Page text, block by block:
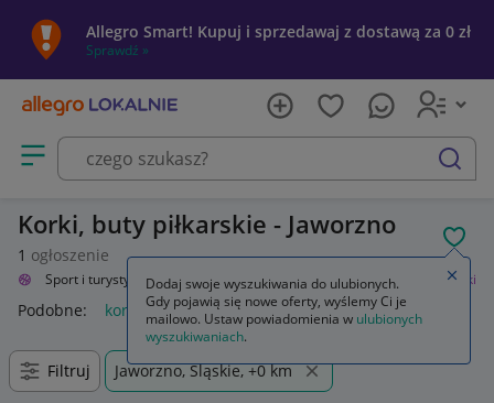
Allegro Smart! Kupuj i sprzedawaj z dostawą za 0 zł
Sprawdź »
Otwórz menu z kategoriami
szukaj
Korki, buty piłkarskie - Jaworzno
1 ogłoszenie
Sport i turystyka Sporty drużynowe Piłka nożna Obuwie Korki
Podobne: korki korki piłkarskie korki nike korki adidas
Filtruj Jaworzno, Śląskie, +0 km
Dodaj swoje wyszukiwania do ulubionych.
Gdy pojawią się nowe oferty, wyślemy Ci je
mailowo. Ustaw powiadomienia w ulubionych
wyszukiwaniach.